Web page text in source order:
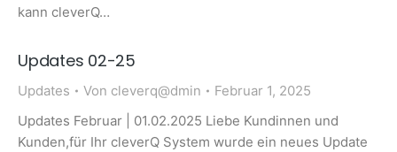
kann cleverQ…
Updates 02-25
Updates Von cleverq@dmin
Februar 1, 2025
Updates Februar | 01.02.2025 Liebe Kundinnen und
Kunden,für Ihr cleverQ System wurde ein neues Update